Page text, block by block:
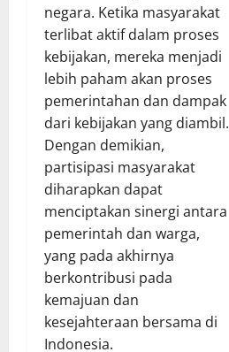
negara. Ketika masyarakat
terlibat aktif dalam proses
kebijakan, mereka menjadi
lebih paham akan proses
pemerintahan dan dampak
dari kebijakan yang diambil.
Dengan demikian,
partisipasi masyarakat
diharapkan dapat
menciptakan sinergi antara
pemerintah dan warga,
yang pada akhirnya
berkontribusi pada
kemajuan dan
kesejahteraan bersama di
Indonesia.